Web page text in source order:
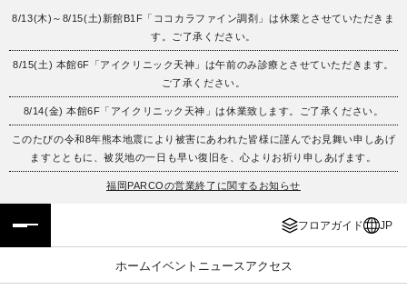
8/13(木)～8/15(土)新館B1F「ココカラファイン調剤」は休業とさせていただきま
す。ご了承ください。
8/15(土) 本館6F「アイクリニック天神」は午前のみ診療とさせていただきます。
ご了承ください。
8/14(金) 本館6F「アイクリニック天神」は休業致します。ご了承ください。
このたびの令和8年熊本地震により被害にあわれた皆様に謹んでお見舞い申しあげ
ますとともに、被災地の一日も早い復旧を、心よりお祈り申しあげます。
福岡PARCOの営業終了に関するお知らせ
フロアガイド JP
ホームイベント ニュース アクセス
フロアガイド
施設案内・アクセス
イベント・ポップアップ
レストラン・カフェ
ENGLISH
繁体字
簡体字
ภาษาไทย